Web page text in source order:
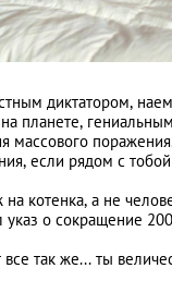
диктатором,
планете,
массового
если рядом с
котенка, а не
указ о сокращение
так же... ты